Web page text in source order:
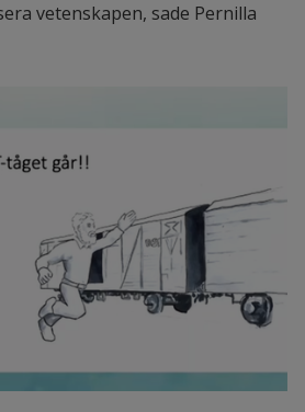
vetenskapen, sade Pernilla